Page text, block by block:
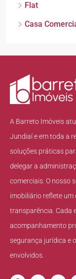
Flat
Casa
A Barreto Imóveis
Jundiaí e em toda a
soluções práticas
delegar a
comerciais. O nosso
imobiliário reflete
transparência. Cada
acompanhamento
segurança jurídica e
envolvidos.